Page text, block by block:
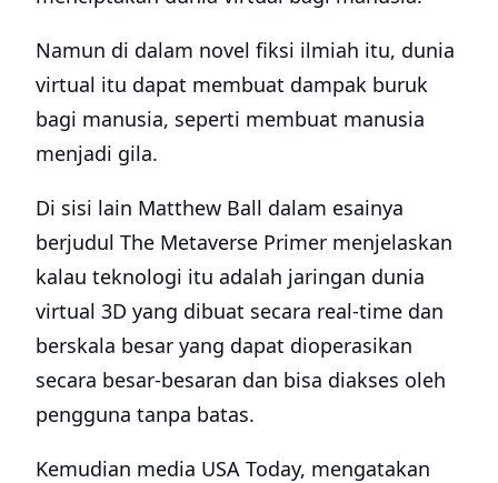
Namun di dalam novel fiksi ilmiah itu, dunia
virtual itu dapat membuat dampak buruk
bagi manusia, seperti membuat manusia
menjadi gila.
Di sisi lain Matthew Ball dalam esainya
berjudul The Metaverse Primer menjelaskan
kalau teknologi itu adalah jaringan dunia
virtual 3D yang dibuat secara real-time dan
berskala besar yang dapat dioperasikan
secara besar-besaran dan bisa diakses oleh
pengguna tanpa batas.
Kemudian media USA Today, mengatakan